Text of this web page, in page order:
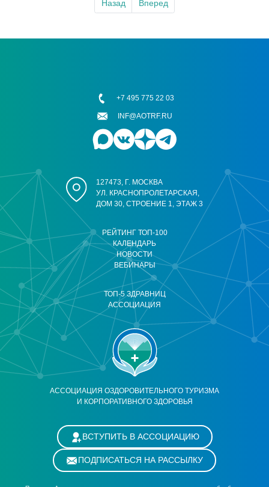
Назад Вперед
АССОЦИАЦИЯ ОЗДОРОВИТЕЛЬНОГО ТУРИЗМА
И КОРПОРАТИВНОГО ЗДОРОВЬЯ
РЕЙТИНГ ТОП-100
КАЛЕНДАРЬ
НОВОСТИ
ВЕБИНАРЫ
ТОП-5 ЗДРАВНИЦ
АССОЦИАЦИЯ
127473, Г. МОСКВА
УЛ. КРАСНОПРОЛЕТАРСКАЯ,
ДОМ 30, СТРОЕНИЕ 1, ЭТАЖ 3
+7 495 775 22 03
INF@AOTRF.RU
ВСТУПИТЬ В АССОЦИАЦИЮ
ПОДПИСАТЬСЯ НА РАССЫЛКУ